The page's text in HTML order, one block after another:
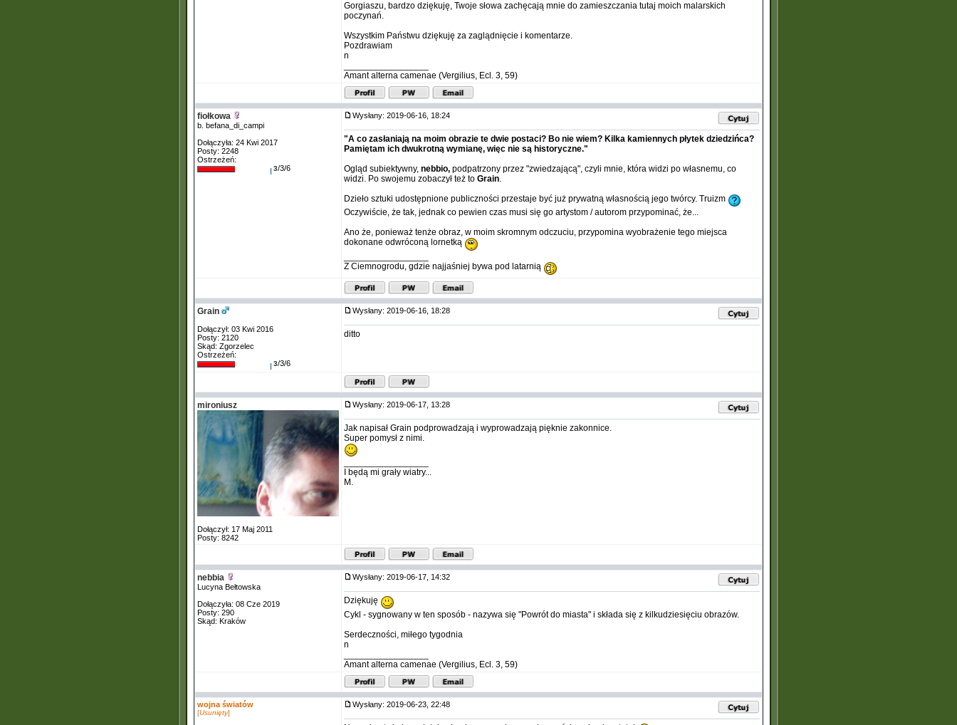
Gorgiaszu, bardzo dziękuję, Twoje słowa zachęcają mnie do zamieszczania tutaj moich malarskich
poczynań.
Wszystkim Państwu dziękuję za zaglądnięcie i komentarze.
Pozdrawiam
n
Amant alterna camenae (Vergilius, Ecl. 3, 59)
fiołkowa
b. befana_di_campi
Dołączyła: 24 Kwi 2017
Posty: 2248
Ostrzeżeń:
3/3/6
Wysłany: 2019-06-16, 18:24
"A co zasłaniają na moim obrazie te dwie postaci? Bo nie wiem? Kilka kamiennych płytek dziedzińca?
Pamiętam ich dwukrotną wymianę, więc nie są historyczne."
Ogląd subiektywny, nebbio, podpatrzony przez "zwiedzającą", czyli mnie, która widzi po własnemu, co
widzi. Po swojemu zobaczył też to Grain.
Dzieło sztuki udostępnione publiczności przestaje być już prywatną własnością jego twórcy. Truizm
Oczywiście, że tak, jednak co pewien czas musi się go artystom / autorom przypominać, że...
Ano że, ponieważ tenże obraz, w moim skromnym odczuciu, przypomina wyobrażenie tego miejsca
dokonane odwróconą lornetką
Z Ciemnogrodu, gdzie najjaśniej bywa pod latarnią
Grain
Dołączył: 03 Kwi 2016
Posty: 2120
Skąd: Zgorzelec
Ostrzeżeń:
3/3/6
Wysłany: 2019-06-16, 18:28
ditto
mironiusz
Dołączył: 17 Maj 2011
Posty: 8242
Wysłany: 2019-06-17, 13:28
Jak napisał Grain podprowadzają i wyprowadzają pięknie zakonnice.
Super pomysł z nimi.
I będą mi grały wiatry...
M.
nebbia
Lucyna Bełtowska
Dołączyła: 08 Cze 2019
Posty: 290
Skąd: Kraków
Wysłany: 2019-06-17, 14:32
Dziękuję
Cykl - sygnowany w ten sposób - nazywa się "Powrót do miasta" i składa się z kilkudziesięciu obrazów.
Serdeczności, miłego tygodnia
n
Amant alterna camenae (Vergilius, Ecl. 3, 59)
wojna światów
[Usunięty]
Wysłany: 2019-06-23, 22:48